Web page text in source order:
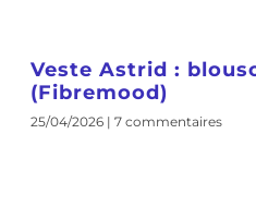
Veste Astrid :
(Fibremood)
25/04/2026 7 commentaires